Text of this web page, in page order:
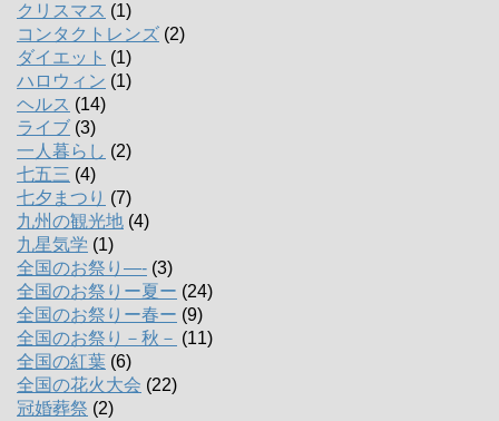
クリスマス (1)
コンタクトレンズ (2)
ダイエット (1)
ハロウィン (1)
ヘルス (14)
ライブ (3)
一人暮らし (2)
七五三 (4)
七夕まつり (7)
九州の観光地 (4)
九星気学 (1)
全国のお祭り―- (3)
全国のお祭りー夏ー (24)
全国のお祭りー春ー (9)
全国のお祭り－秋－ (11)
全国の紅葉 (6)
全国の花火大会 (22)
冠婚葬祭 (2)